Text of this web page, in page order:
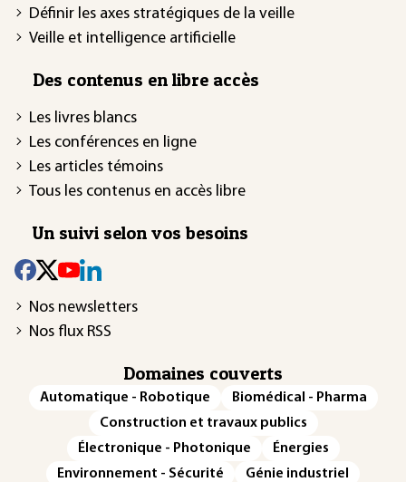
Définir les axes stratégiques de la veille
Veille et intelligence artificielle
Des contenus en libre accès
Les livres blancs
Les conférences en ligne
Les articles témoins
Tous les contenus en accès libre
Un suivi selon vos besoins
Nos newsletters
Nos flux RSS
Domaines couverts
Automatique - Robotique
Biomédical - Pharma
Construction et travaux publics
Électronique - Photonique
Énergies
Environnement - Sécurité
Génie industriel